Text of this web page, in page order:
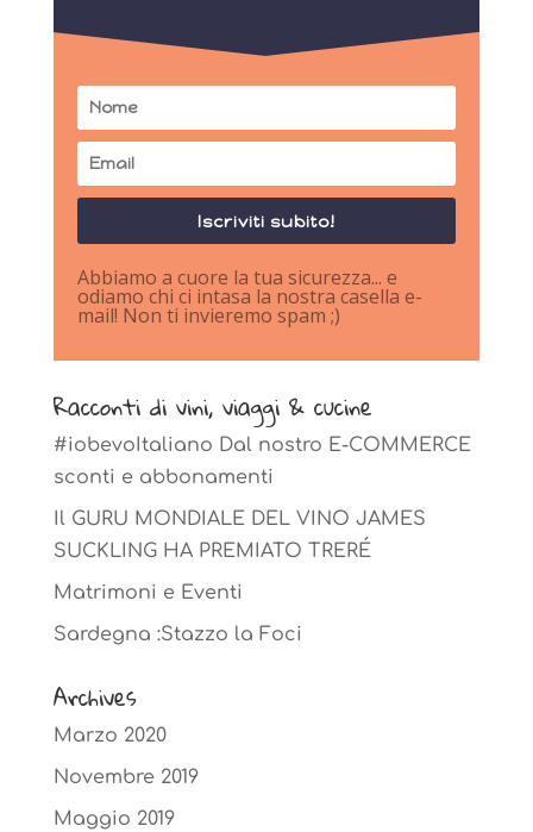
Iscriviti subito!
Abbiamo a cuore la tua sicurezza... e
odiamo chi ci intasa la nostra casella e-
mail! Non ti invieremo spam ;)
Racconti di vini, viaggi & cucine
#iobevoItaliano Dal nostro E-COMMERCE
sconti e abbonamenti
Il GURU MONDIALE DEL VINO JAMES
SUCKLING HA PREMIATO TRERÉ
Matrimoni e Eventi
Sardegna :Stazzo la Foci
Archives
Marzo 2020
Novembre 2019
Maggio 2019